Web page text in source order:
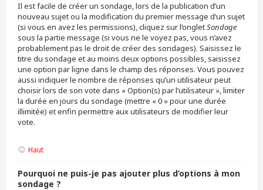
Il est facile de créer un sondage, lors de la publication d’un
nouveau sujet ou la modification du premier message d’un sujet
(si vous en avez les permissions), cliquez sur l’ongletSondage
sous la partie message (si vous ne le voyez pas, vous n’avez
probablement pas le droit de créer des sondages). Saisissez le
titre du sondage et au moins deux options possibles, saisissez
une option par ligne dans le champ des réponses. Vous pouvez
aussi indiquer le nombre de réponses qu’un utilisateur peut
choisir lors de son vote dans « Option(s) par l’utilisateur », limiter
la durée en jours du sondage (mettre « 0 » pour une durée
illimitée) et enfin permettre aux utilisateurs de modifier leur
vote.
Haut
Pourquoi ne puis-je pas ajouter plus d’options à mon
sondage ?